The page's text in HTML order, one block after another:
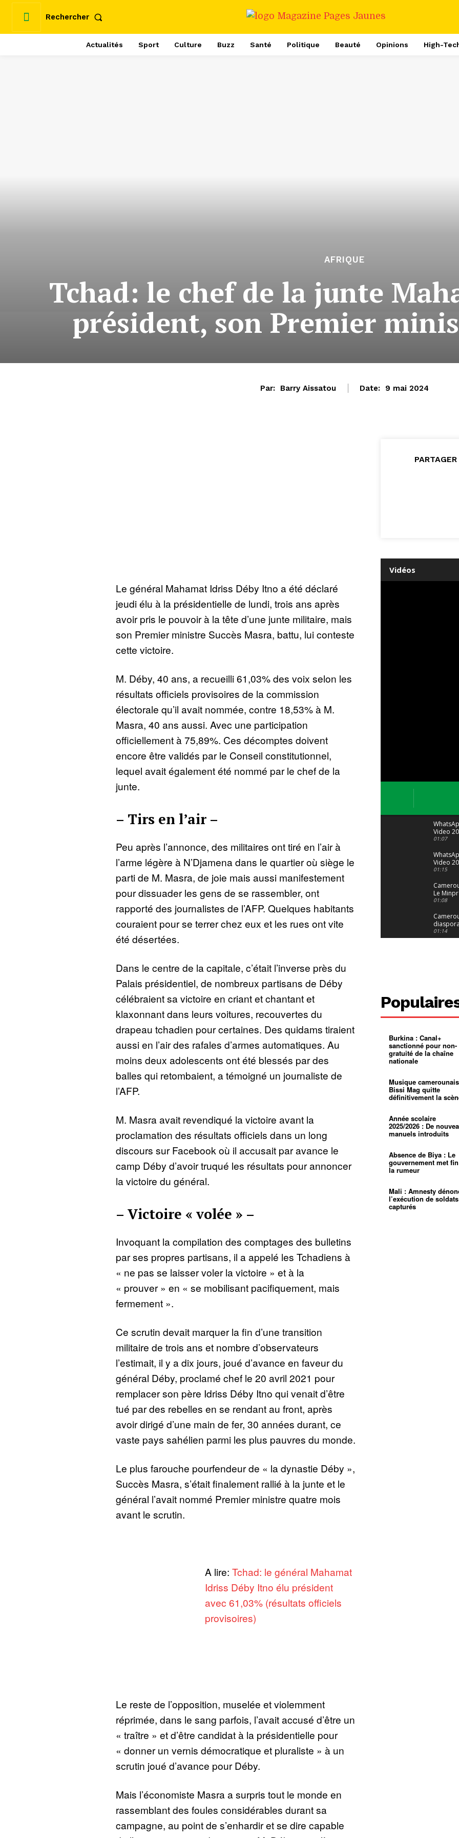
Rechercher
Actualités Sport Culture Buzz Santé Politique Beauté Opinions High-
AFRIQUE
Tchad: le chef de la junte
président, son Premier
Par: Barry Aissatou Date: 9 mai 2024
Le général Mahamat Idriss Déby Itno a été déclaré
jeudi élu à la présidentielle de lundi, trois ans après
avoir pris le pouvoir à la tête d’une junte militaire, mais
son Premier ministre Succès Masra, battu, lui conteste
cette victoire.
M. Déby, 40 ans, a recueilli 61,03% des voix selon les
résultats officiels provisoires de la commission
électorale qu’il avait nommée, contre 18,53% à M.
Masra, 40 ans aussi. Avec une participation
officiellement à 75,89%. Ces décomptes doivent
encore être validés par le Conseil constitutionnel,
lequel avait également été nommé par le chef de la
junte.
– Tirs en l’air –
Peu après l’annonce, des militaires ont tiré en l’air à
l’arme légère à N’Djamena dans le quartier où siège le
parti de M. Masra, de joie mais aussi manifestement
pour dissuader les gens de se rassembler, ont
rapporté des journalistes de l’AFP. Quelques habitants
couraient pour se terrer chez eux et les rues ont vite
été désertées.
Dans le centre de la capitale, c’était l’inverse près du
Palais présidentiel, de nombreux partisans de Déby
célébraient sa victoire en criant et chantant et
klaxonnant dans leurs voitures, recouvertes du
drapeau tchadien pour certaines. Des quidams tiraient
aussi en l’air des rafales d’armes automatiques. Au
moins deux adolescents ont été blessés par des
balles qui retombaient, a témoigné un journaliste de
l’AFP.
M. Masra avait revendiqué la victoire avant la
proclamation des résultats officiels dans un long
discours sur Facebook où il accusait par avance le
camp Déby d’avoir truqué les résultats pour annoncer
la victoire du général.
– Victoire « volée » –
Invoquant la compilation des comptages des bulletins
par ses propres partisans, il a appelé les Tchadiens à
« ne pas se laisser voler la victoire » et à la
« prouver » en « se mobilisant pacifiquement, mais
fermement ».
Ce scrutin devait marquer la fin d’une transition
militaire de trois ans et nombre d’observateurs
l’estimait, il y a dix jours, joué d’avance en faveur du
général Déby, proclamé chef le 20 avril 2021 pour
remplacer son père Idriss Déby Itno qui venait d’être
tué par des rebelles en se rendant au front, après
avoir dirigé d’une main de fer, 30 années durant, ce
vaste pays sahélien parmi les plus pauvres du monde.
Le plus farouche pourfendeur de « la dynastie Déby »,
Succès Masra, s’était finalement rallié à la junte et le
général l’avait nommé Premier ministre quatre mois
avant le scrutin.
A lire: Tchad: le général Mahamat
Idriss Déby Itno élu président
avec 61,03% (résultats officiels
provisoires)
Le reste de l’opposition, muselée et violemment
réprimée, dans le sang parfois, l’avait accusé d’être un
« traître » et d’être candidat à la présidentielle pour
« donner un vernis démocratique et pluraliste » à un
scrutin joué d’avance pour Déby.
Mais l’économiste Masra a surpris tout le monde en
rassemblant des foules considérables durant sa
campagne, au point de s’enhardir et se dire capable
Vidéos
Video
04 at 15
01:07
Video
29 at 12
01:15
Le
alerte
jeunes
01:08
suivra-t-
l’appel
01:14
400 000
pasteur
L’État
d’or
Entre
mentale
01:12
à
mettra-
au
01:12
Alexis
Mouelle
dernier
voyage
Burkina : Canal+
sanctionné pour non-
gratuité de la chaîne
nationale
Musique
Bissi Mag quitte
définitivement la
Année scolaire
2025/2026 : De
manuels introduits
Absence de Biya : Le
gouvernement met
la rumeur
Mali : Amnesty
l’exécution de soldats
capturés